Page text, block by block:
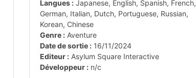
Langues : Japanese, English, Spanish, French,
German, Italian, Dutch, Portuguese, Russian,
Korean, Chinese
Genre : Aventure
Date de sortie : 16/11/2024
Editeur : Asylum Square Interactive
Développeur : n/c